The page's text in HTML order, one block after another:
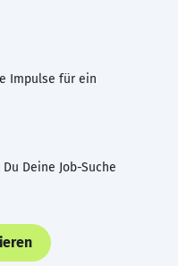
Impulse für ein
Deine Job-Suche